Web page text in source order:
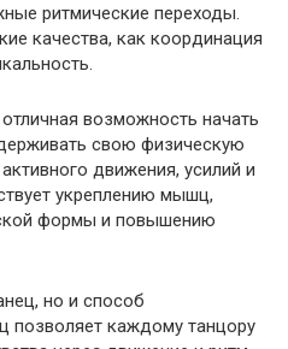
ритмические переходы.
качества, как координация
возможность начать
свою физическую
движения, усилий и
укреплению мышц,
формы и повышению
но и способ
позволяет каждому танцору